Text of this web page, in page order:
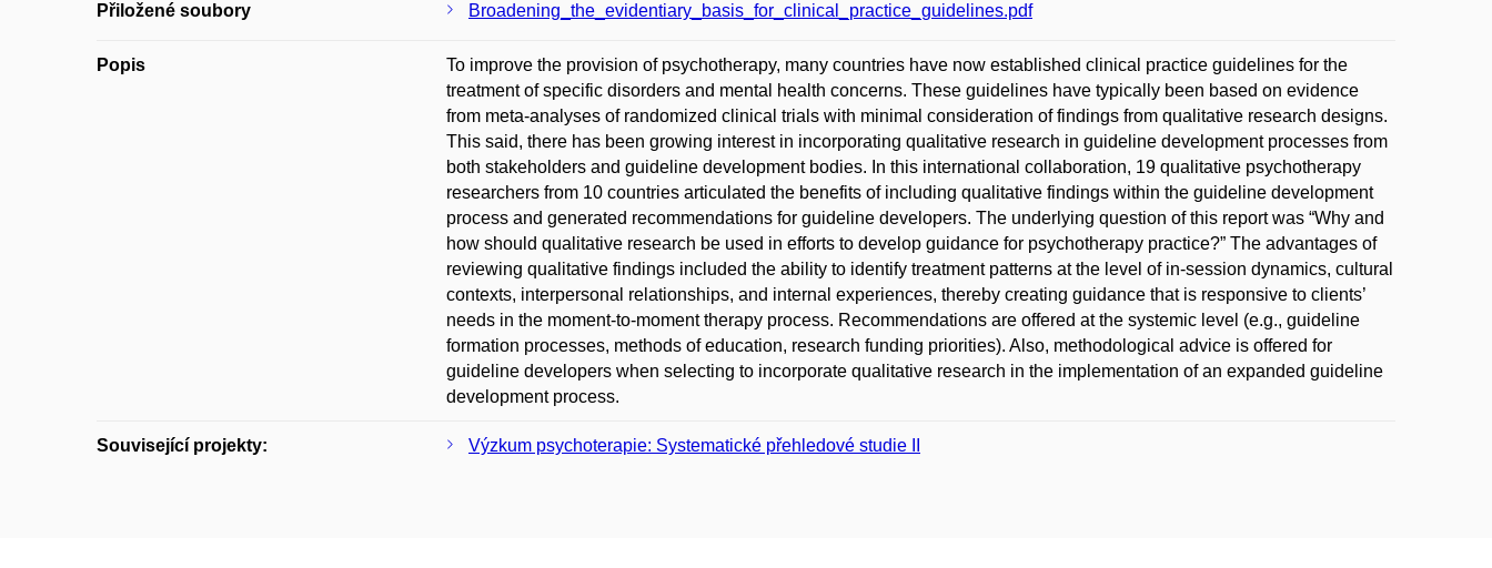
Přiložené soubory Broadening_the_evidentiary_basis_for_clinical_practice_guidelines.pdf
Popis
To improve the provision of psychotherapy, many countries have now established clinical practice guidelines for the
treatment of specific disorders and mental health concerns. These guidelines have typically been based on evidence
from meta-analyses of randomized clinical trials with minimal consideration of findings from qualitative research designs.
This said, there has been growing interest in incorporating qualitative research in guideline development processes from
both stakeholders and guideline development bodies. In this international collaboration, 19 qualitative psychotherapy
researchers from 10 countries articulated the benefits of including qualitative findings within the guideline development
process and generated recommendations for guideline developers. The underlying question of this report was “Why and
how should qualitative research be used in efforts to develop guidance for psychotherapy practice?” The advantages of
reviewing qualitative findings included the ability to identify treatment patterns at the level of in-session dynamics, cultural
contexts, interpersonal relationships, and internal experiences, thereby creating guidance that is responsive to clients’
needs in the moment-to-moment therapy process. Recommendations are offered at the systemic level (e.g., guideline
formation processes, methods of education, research funding priorities). Also, methodological advice is offered for
guideline developers when selecting to incorporate qualitative research in the implementation of an expanded guideline
development process.
Související projekty: Výzkum psychoterapie: Systematické přehledové studie II